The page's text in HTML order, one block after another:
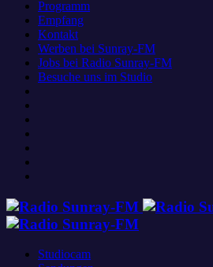
Programm
Empfang
Kontakt
Werben bei Sunray-FM
Jobs bei Radio Sunray-FM
Besuche uns im Studio
Studiocam